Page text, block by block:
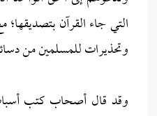
التي جاء القرآن
وتحذيرات للمسلمين من
وقد قال أصحاب كتب